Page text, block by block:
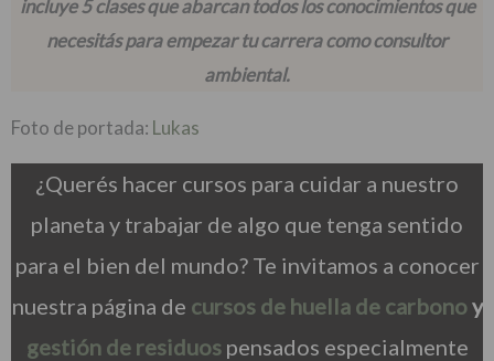
incluye 5 clases que abarcan todos los conocimientos que
necesitás para empezar tu carrera como consultor
ambiental.
Foto de portada: Lukas
¿Querés hacer cursos para cuidar a nuestro
planeta y trabajar de algo que tenga sentido
para el bien del mundo? Te invitamos a conocer
nuestra página de cursos de huella de carbonoy
gestión de residuospensados especialmente